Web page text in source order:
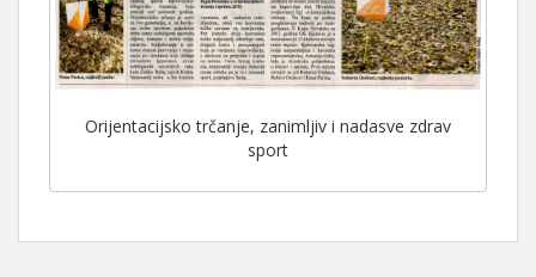
Orijentacijsko trčanje, zanimljiv i nadasve zdrav
sport